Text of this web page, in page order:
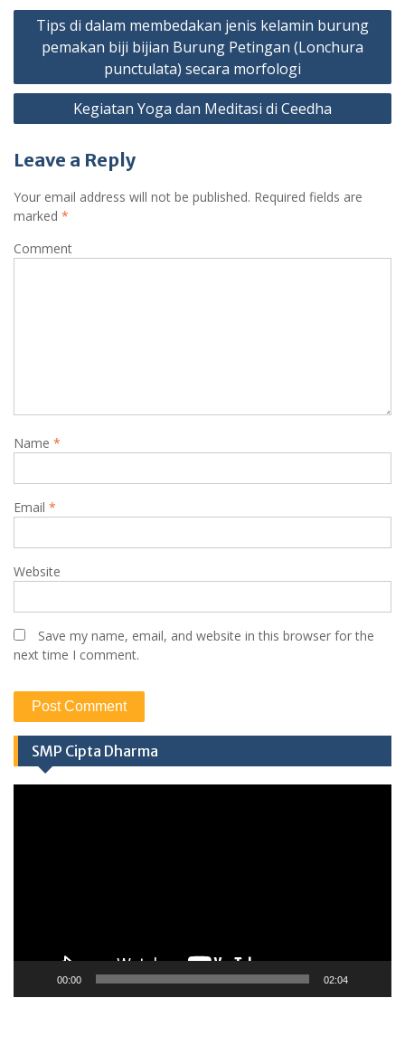
P
t
n
a
i
a
Tips di dalam membedakan jenis kelamin burung
pemakan biji bijian Burung Petingan (Lonchura
punctulata) secara morfologi
Kegiatan Yoga dan Meditasi di Ceedha
Leave a Reply
Your email address will not be published. Required fields are
marked *
Comment
Name *
Email *
Website
Save my name, email, and website in this browser for the
next time I comment.
SMP Cipta Dharma
00:00 02:04